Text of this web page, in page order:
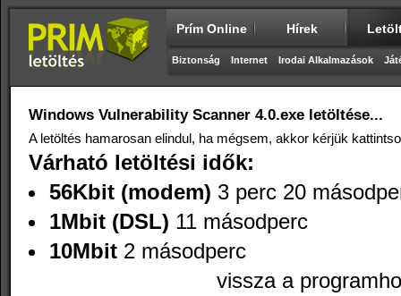
Prím Online Hírek
Biztonság Internet Irodai Alkalmazások
Windows Vulnerability Scanner 4.0.exe letöltése...
A letöltés hamarosan elindul, ha mégsem, akkor kérjük
Várható letöltési idők:
56Kbit (modem) 3 perc 20
1Mbit (DSL) 11 másodperc
10Mbit 2 másodperc
vissza a